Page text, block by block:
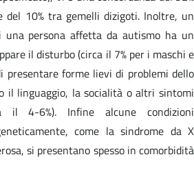
del 10% tra gemelli dizigoti. Inoltre, un
persona affetta da autismo ha un
il disturbo (circa il 7% per i maschi e
presentare forme lievi di problemi dello
il linguaggio, la socialità o altri sintomi
il 4-6%). Infine alcune condizioni
come la sindrome da X
si presentano spesso in comorbidità